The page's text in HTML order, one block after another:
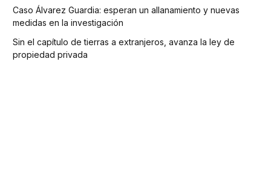
Caso Álvarez Guardia: esperan un allanamiento y nuevas
medidas en la investigación
Sin el capítulo de tierras a extranjeros, avanza la ley de
propiedad privada